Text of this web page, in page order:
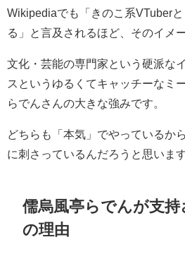
Wikipediaでも「きのこ系VTuber
る」と言及されるほど、そのイメ
文化・芸能の専門家という硬派な
スというゆるくてキャッチーなミ
らでんさんの大きな強みです。
どちらも「本気」でやっているか
に刺さっているんだろうと思います
儒烏風亭らでんが支
の理由